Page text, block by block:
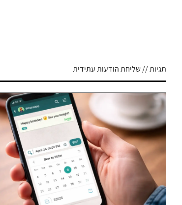
תגיות // שליחת הודעות עתידית